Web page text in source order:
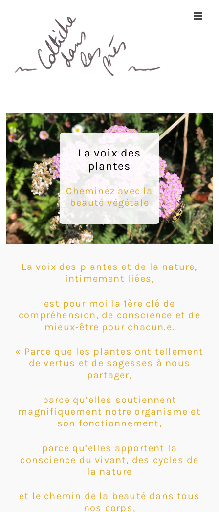
La voix des
plantes
Cheminez avec la
beauté végétale
La voix des plantes et de la nature,
intimement liées,
est pour moi la 1ère clé de
compréhension, de conscience et de
mieux-être pour chacun.e.
« Parce que les plantes ont tellement
de vertus et de sagesses à nous
partager,
parce qu’elles soutiennent
magnifiquement notre organisme et
son fonctionnement,
parce qu’elles apportent la
conscience du vivant, des cycles de
la nature
et le chemin de la beauté dans tous
nos corps,